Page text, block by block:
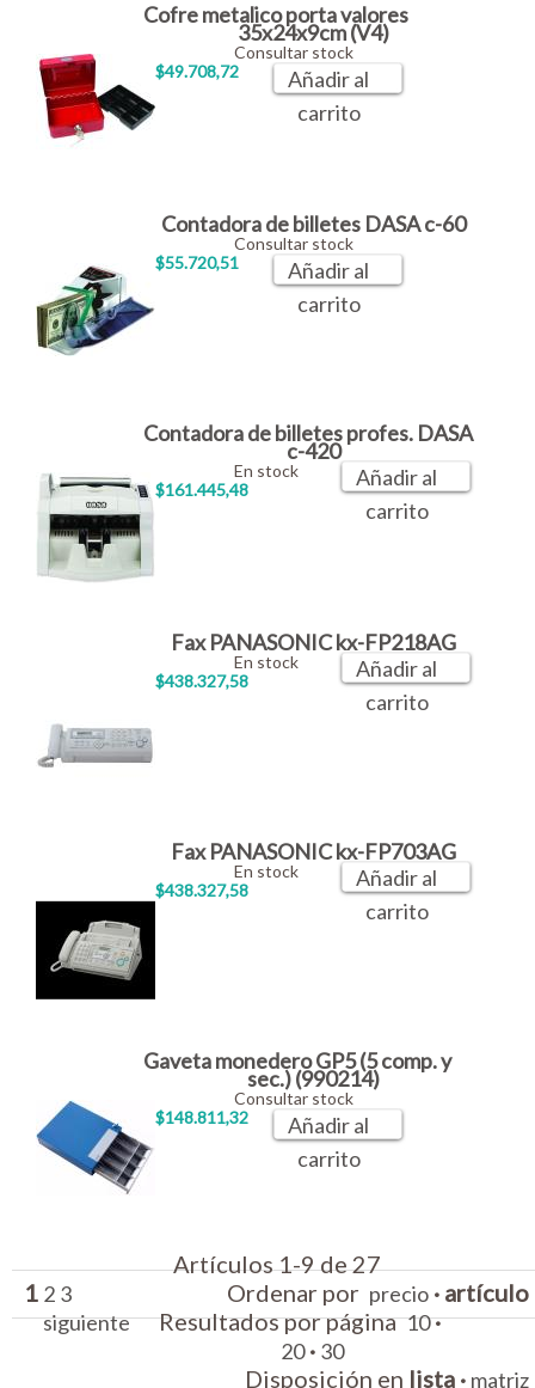
Cofre metalico porta valores
35x24x9cm (V4)
$49.708,72
Consultar stock
Añadir al
carrito
Contadora de billetes DASA c-60
$55.720,51
Consultar stock
Añadir al
carrito
Contadora de billetes profes. DASA
c-420
$161.445,48
En stock
Añadir al
carrito
Fax PANASONIC kx-FP218AG
$438.327,58
En stock
Añadir al
carrito
Fax PANASONIC kx-FP703AG
$438.327,58
En stock
Añadir al
carrito
Gaveta monedero GP5 (5 comp. y
sec.) (990214)
$148.811,32
Consultar stock
Añadir al
carrito
Artículos 1-9 de 27
1 2 3
siguiente
Ordenar por precio · artículo
Resultados por página10·
20 · 30
Disposición en lista · matriz